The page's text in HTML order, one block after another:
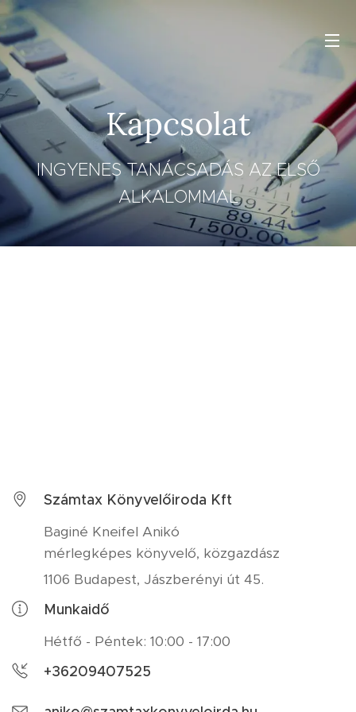
Kapcsolat
INGYENES TANÁCSADÁS AZ ELSŐ
ALKALOMMAL
Számtax Könyvelőiroda Kft
Baginé Kneifel Anikó
mérlegképes könyvelő, közgazdász
1106 Budapest, Jászberényi út 45.
Munkaidő
Hétfő - Péntek: 10:00 - 17:00
+36209407525